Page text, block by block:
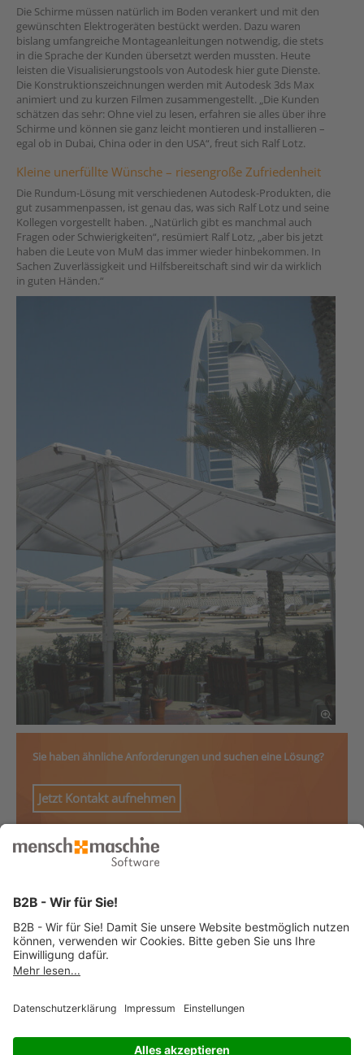
Die Schirme müssen natürlich im Boden verankert und mit den
gewünschten Elektrogeräten bestückt werden. Dazu waren
bislang umfangreiche Montageanleitungen notwendig, die stets
in die Sprache der Kunden übersetzt werden mussten. Heute
leisten die Visualisierungstools von Autodesk hier gute Dienste.
Die Konstruktionszeichnungen werden mit Autodesk 3ds Max
animiert und zu kurzen Filmen zusammengestellt. „Die Kunden
schätzen das sehr: Ohne viel zu lesen, erfahren sie alles über ihre
Schirme und können sie ganz leicht montieren und installieren –
egal ob in Dubai, China oder in den USA“, freut sich Ralf Lotz.
Kleine unerfüllte Wünsche – riesengroße Zufriedenheit
Die Rundum-Lösung mit verschiedenen Autodesk-Produkten, die
gut zusammenpassen, ist genau das, was sich Ralf Lotz und seine
Kollegen vorgestellt haben. „Natürlich gibt es manchmal auch
Fragen oder Schwierigkeiten“, resümiert Ralf Lotz, „aber bis jetzt
haben die Leute von MuM das immer wieder hinbekommen. In
Sachen Zuverlässigkeit und Hilfsbereitschaft sind wir da wirklich
in guten Händen.“
Sie haben ähnliche Anforderungen und suchen eine Lösung?
Jetzt Kontakt aufnehmen
© 2026 Mensch und Maschine -Impressum-Datenschutz